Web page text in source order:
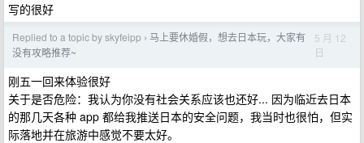
写的很好
Replied to a topic by skyfeipp › 马上要休婚假，想去日本玩，大家有
没有攻略推荐~
5 月 12
日
刚五一回来体验很好
关于是否危险：我认为你没有社会关系应该也还好... 因为临近去日本
的那几天各种 app 都给我推送日本的安全问题，我当时也很怕，但实
际落地并在旅游中感觉不要太好。